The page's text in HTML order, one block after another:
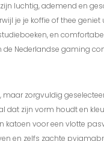
luchtig, ademend en
je je koffie of thee geniet
en
de Nederlandse gaming
zorgvuldig
dat zijn vorm houdt en
katoen voor een vlotte
en zelfs zachte